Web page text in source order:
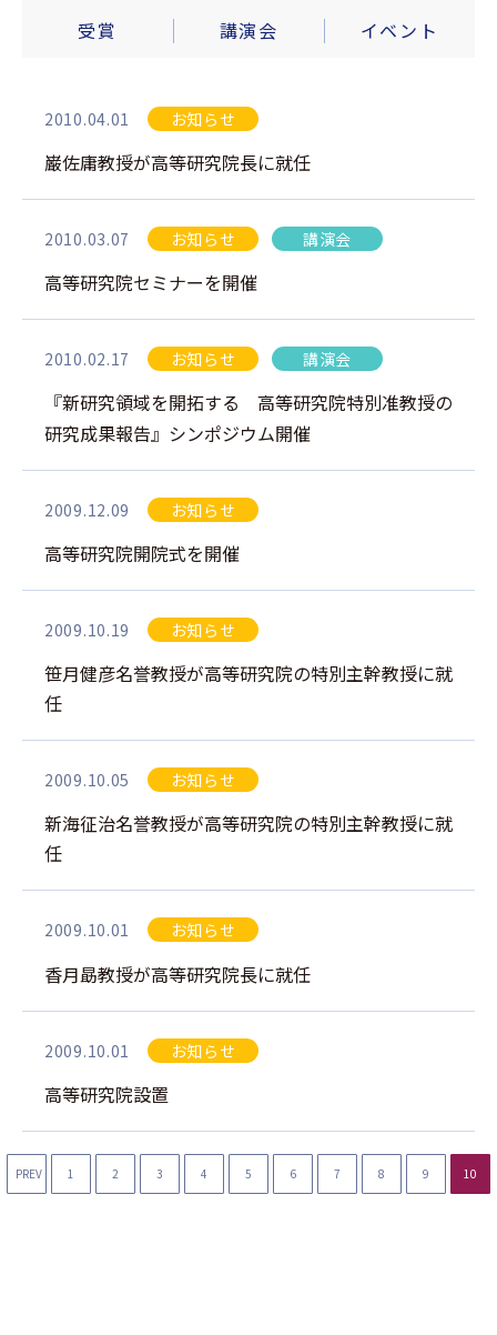
受賞 講演会 イベント
2010.04.01 お知らせ
巌佐庸教授が高等研究院長に就任
2010.03.07 お知らせ 講演会
高等研究院セミナーを開催
2010.02.17 お知らせ 講演会
『新研究領域を開拓する 高等研究院特別准教授の
研究成果報告』シンポジウム開催
2009.12.09 お知らせ
高等研究院開院式を開催
2009.10.19 お知らせ
笹月健彦名誉教授が高等研究院の特別主幹教授に就
任
2009.10.05 お知らせ
新海征治名誉教授が高等研究院の特別主幹教授に就
任
2009.10.01 お知らせ
香月勗教授が高等研究院長に就任
2009.10.01 お知らせ
高等研究院設置
PREV 1 2 3 4 5 6 7 8 9 10